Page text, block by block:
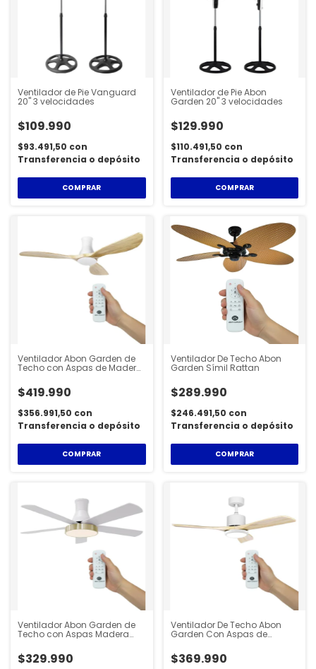
Ventilador de Pie Vanguard
20" 3 velocidades
$109.990
$93.491,50 con
Transferencia o depósito
Ventilador de Pie Abon
Garden 20" 3 velocidades
$129.990
$110.491,50 con
Transferencia o depósito
Ventilador Abon Garden de
Techo con Aspas de Madera
$419.990
$356.991,50 con
Transferencia o depósito
COMPRAR
Ventilador De Techo Abon
Garden Símil Rattan
$289.990
$246.491,50 con
Transferencia o depósito
COMPRAR
Ventilador Abon Garden de
Techo con Aspas Madera
$329.990
Ventilador De Techo Abon
Garden Con Aspas de
$369.990